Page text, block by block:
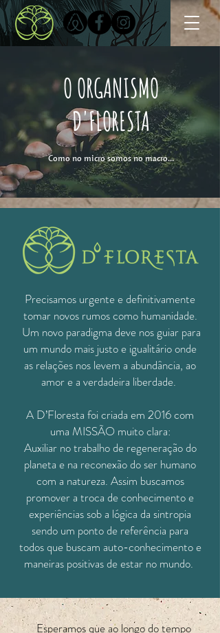
O ORGANISMO
D'FLORESTA
Como no micro somos no macro...
Precisamos urgente e definitivamente
tomar novos rumos como humanidade.
Um novo paradigma deve nos guiar para
um mundo mais justo e igualitário onde
as relações nos levem a abundância, ao
amor e a verdadeira liberdade.
A D’Floresta foi criada em 2016 com
uma MISSÃO muito clara:
Auxiliar no trabalho de regeneração do
planeta e na reconexão do ser humano
com a natureza. Assim buscamos
promover a troca de conhecimento e
experiências sob a lógica da sintropia
sendo um ponto de referência para
todos que buscam auto-conhecimento e
maneiras positivas de estar no mundo.
Esperamos que ao longo do tempo